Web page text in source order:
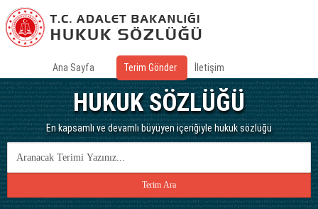
Ana Sayfa Terim Gönder İletişim
HUKUK SÖZLÜĞÜ
En kapsamlı ve devamlı büyüyen içeriğiyle hukuk sözlüğü